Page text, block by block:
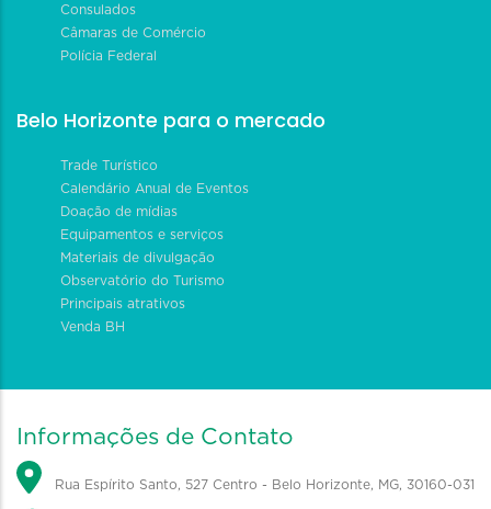
Consulados
Câmaras de Comércio
Polícia Federal
Belo Horizonte para o mercado
Trade Turístico
Calendário Anual de Eventos
Doação de mídias
Equipamentos e serviços
Materiais de divulgação
Observatório do Turismo
Principais atrativos
Venda BH
Informações de Contato
Rua Espírito Santo, 527 Centro - Belo Horizonte, MG, 30160-031